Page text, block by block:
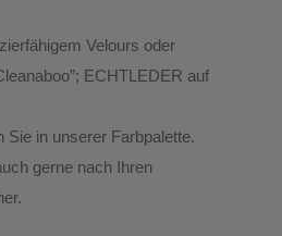
Velours oder
ECHTLEDER auf
Sie in unserer Farbpalette.
gerne nach Ihren